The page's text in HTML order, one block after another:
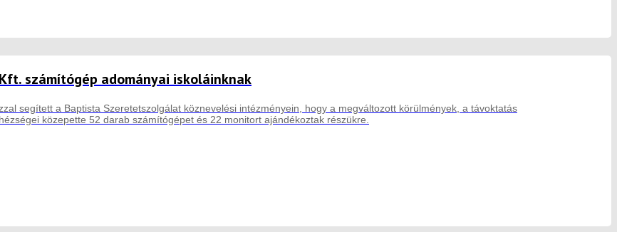
számítógép adományai iskoláinknak
segített a Baptista Szeretetszolgálat köznevelési intézményein, hogy a megváltozott körülmények, a távoktatás
közepette 52 darab számítógépet és 22 monitort ajándékoztak részükre.